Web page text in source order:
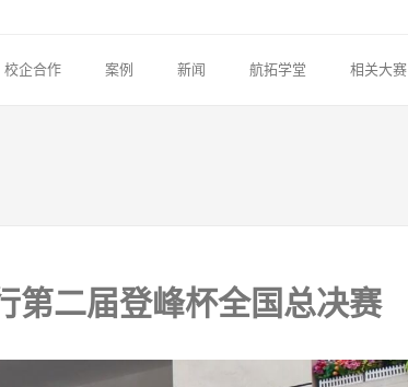
校企合作 案例 新闻 航拓学堂 相关大赛
第二届登峰杯全国总决赛